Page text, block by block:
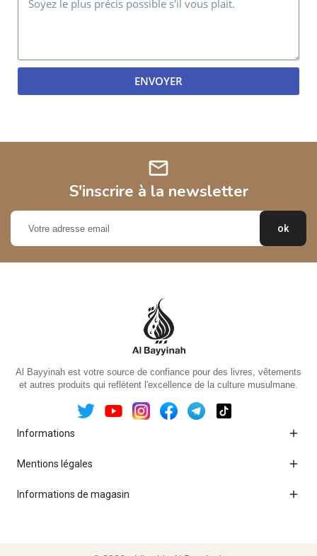
ENVOYER
mail
S'inscrire à la newsletter
Al Bayyinah est votre source de confiance pour des livres, vêtements
et autres produits qui reflètent l'excellence de la culture musulmane.
Informations 
Mentions légales 
Informations de magasin 